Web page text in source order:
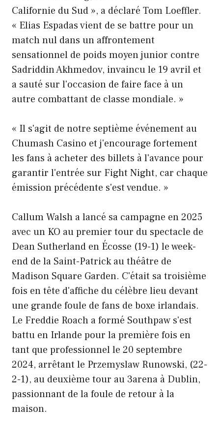
Californie du Sud », a déclaré Tom Loeffler.
« Elias Espadas vient de se battre pour un
match nul dans un affrontement
sensationnel de poids moyen junior contre
Sadriddin Akhmedov, invaincu le 19 avril et
a sauté sur l'occasion de faire face à un
autre combattant de classe mondiale. »
« Il s'agit de notre septième événement au
Chumash Casino et j'encourage fortement
les fans à acheter des billets à l'avance pour
garantir l'entrée sur Fight Night, car chaque
émission précédente s'est vendue. »
Callum Walsh a lancé sa campagne en 2025
avec un KO au premier tour du spectacle de
Dean Sutherland en Écosse (19-1) le week-
end de la Saint-Patrick au théâtre de
Madison Square Garden. C'était sa troisième
fois en tête d'affiche du célèbre lieu devant
une grande foule de fans de boxe irlandais.
Le Freddie Roach a formé Southpaw s'est
battu en Irlande pour la première fois en
tant que professionnel le 20 septembre
2024, arrêtant le Przemyslaw Runowski, (22-
2-1), au deuxième tour au 3arena à Dublin,
passionnant de la foule de retour à la
maison.